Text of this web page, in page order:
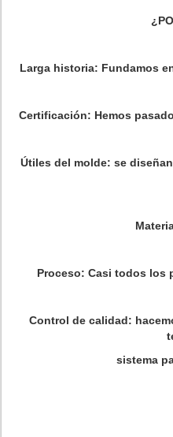
Larga historia: Fundamos
Certificación: Hemos
Útiles del molde: se
Proceso: Casi todos los
Control de calidad:
sistema